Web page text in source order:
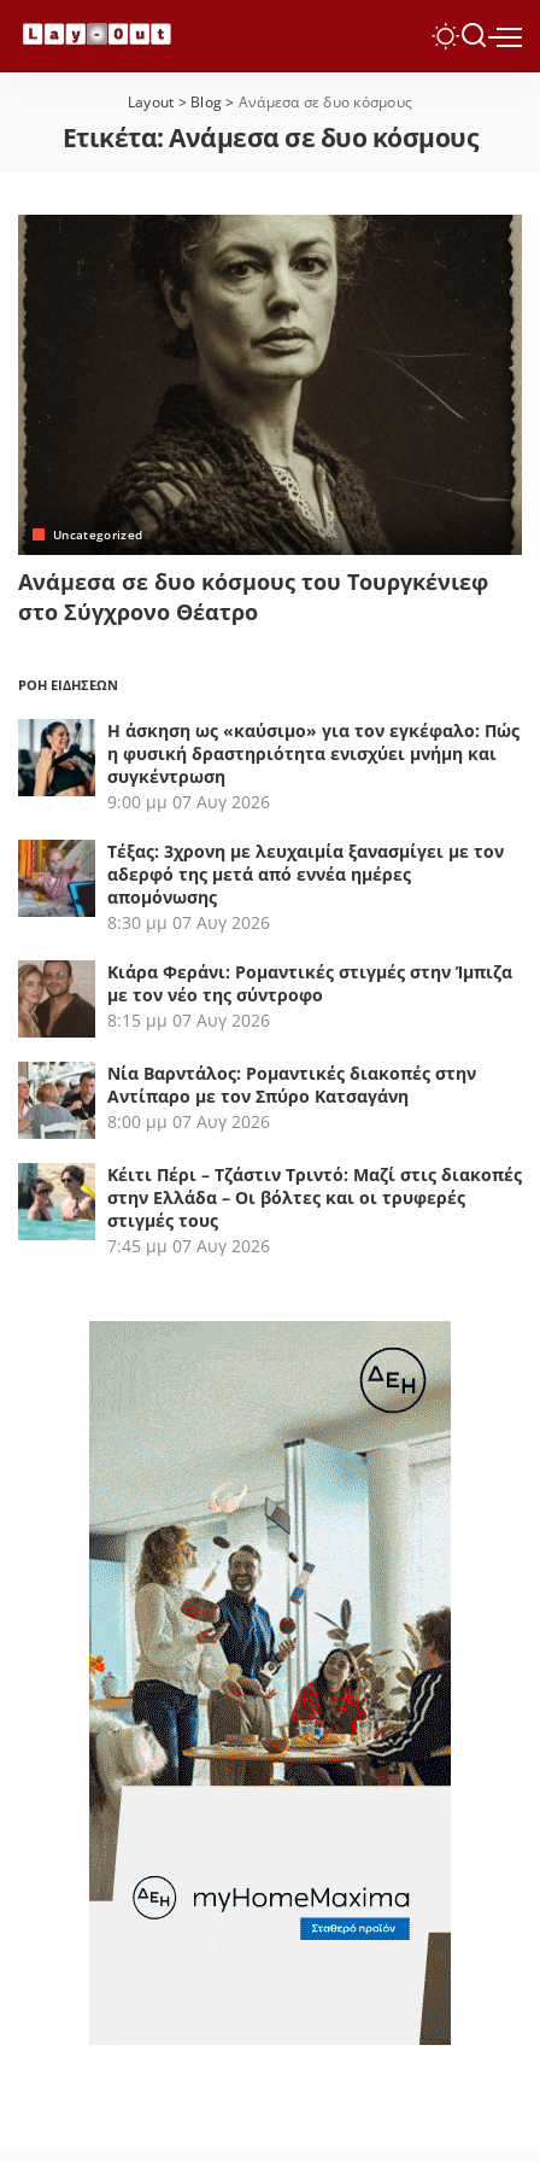
Layout > Blog> Ανάμεσα σε δυο κόσμους
Ετικέτα:Ανάμεσα σε δυο κόσμους
Uncategorized
Ανάμεσα σε δυο κόσμους του Τουργκένιεφ
στο Σύγχρονο Θέατρο
ΡΟΗ ΕΙΔΗΣΕΩΝ
Η άσκηση ως «καύσιμο» για τον εγκέφαλο: Πώς
η φυσική δραστηριότητα ενισχύει μνήμη και
συγκέντρωση
9:00 μμ 07 Αυγ 2026
Τέξας: 3χρονη με λευχαιμία ξανασμίγει με τον
αδερφό της μετά από εννέα ημέρες
απομόνωσης
8:30 μμ 07 Αυγ 2026
Κιάρα Φεράνι: Ρομαντικές στιγμές στην Ίμπιζα
με τον νέο της σύντροφο
8:15 μμ 07 Αυγ 2026
Νία Βαρντάλος: Ρομαντικές διακοπές στην
Αντίπαρο με τον Σπύρο Κατσαγάνη
8:00 μμ 07 Αυγ 2026
Κέιτι Πέρι – Τζάστιν Τριντό: Μαζί στις διακοπές
στην Ελλάδα – Οι βόλτες και οι τρυφερές
στιγμές τους
7:45 μμ 07 Αυγ 2026